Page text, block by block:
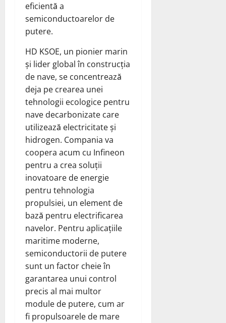
eficientă a
semiconductoarelor de
putere.
HD KSOE, un pionier marin
și lider global în construcția
de nave, se concentrează
deja pe crearea unei
tehnologii ecologice pentru
nave decarbonizate care
utilizează electricitate și
hidrogen. Compania va
coopera acum cu Infineon
pentru a crea soluții
inovatoare de energie
pentru tehnologia
propulsiei, un element de
bază pentru electrificarea
navelor. Pentru aplicațiile
maritime moderne,
semiconductorii de putere
sunt un factor cheie în
garantarea unui control
precis al mai multor
module de putere, cum ar
fi propulsoarele de mare